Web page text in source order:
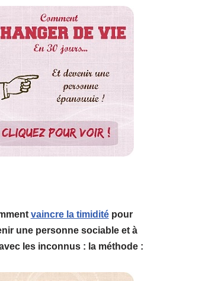
vaincre la timiditépour
une personne sociable et à
les inconnus : la méthode :